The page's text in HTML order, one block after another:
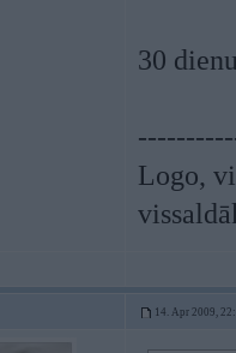
30
Logo,
14. Apr 2009,